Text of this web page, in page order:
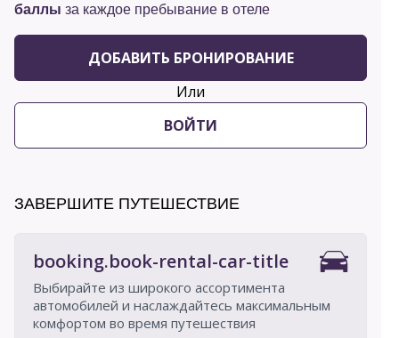
баллы за каждое пребывание в отеле
ДОБАВИТЬ БРОНИРОВАНИЕ
Или
ВОЙТИ
ЗАВЕРШИТЕ ПУТЕШЕСТВИЕ
booking.book-rental-car-title
Выбирайте из широкого ассортимента
автомобилей и наслаждайтесь максимальным
комфортом во время путешествия